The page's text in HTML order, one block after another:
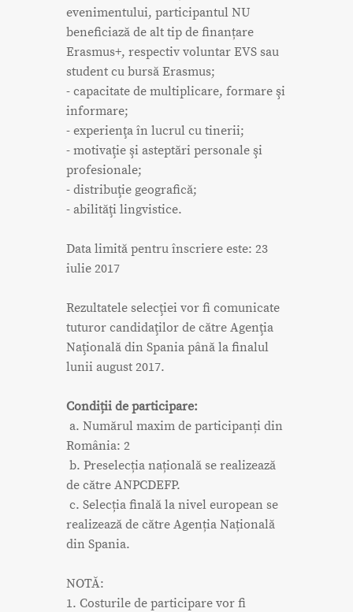
evenimentului, participantul NU
beneficiază de alt tip de finanțare
Erasmus+, respectiv voluntar EVS sau
student cu bursă Erasmus;
- capacitate de multiplicare, formare şi
informare;
- experienţa în lucrul cu tinerii;
- motivaţie şi asteptări personale şi
profesionale;
- distribuţie geografică;
- abilităţi lingvistice.
Data limită pentru înscriere este: 23
iulie 2017
Rezultatele selecţiei vor fi comunicate
tuturor candidaţilor de către Agenţia
Naţională din Spania până la finalul
lunii august 2017.
Condiții de participare:
a. Numărul maxim de participanți din
România: 2
b. Preselecția națională se realizează
de către ANPCDEFP.
c. Selecția finală la nivel european se
realizează de către Agenția Națională
din Spania.
NOTĂ:
1. Costurile de participare vor fi